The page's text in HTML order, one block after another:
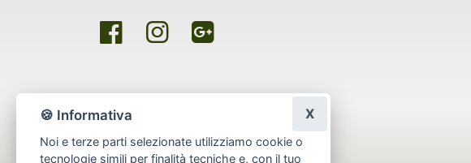
🍪 Informativa
Noi e terze parti selezionate utilizziamo cookie o
tecnologie simili per finalità tecniche e, con il tuo
X